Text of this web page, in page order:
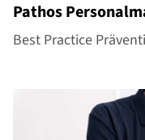
Pathos
Best Practice